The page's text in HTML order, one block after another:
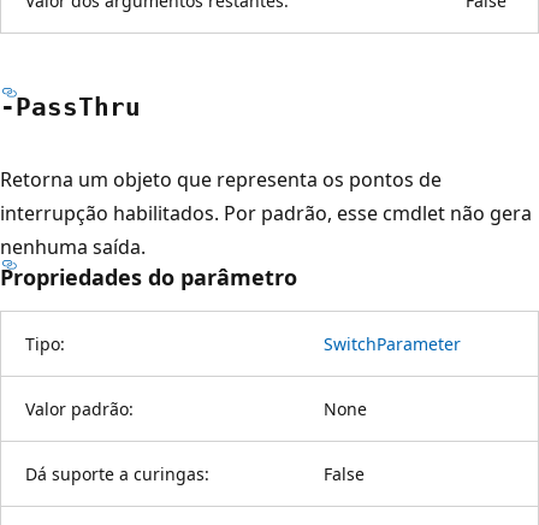
-PassThru
Retorna um objeto que representa os pontos de
interrupção habilitados. Por padrão, esse cmdlet não gera
nenhuma saída.
Propriedades do parâmetro
Tipo: SwitchParameter
Valor padrão: None
Dá suporte a curingas: False